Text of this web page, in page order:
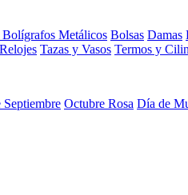
Bolígrafos Metálicos Bolsas Damas
Relojes Tazas y Vasos Termos y
Septiembre Octubre Rosa Día de